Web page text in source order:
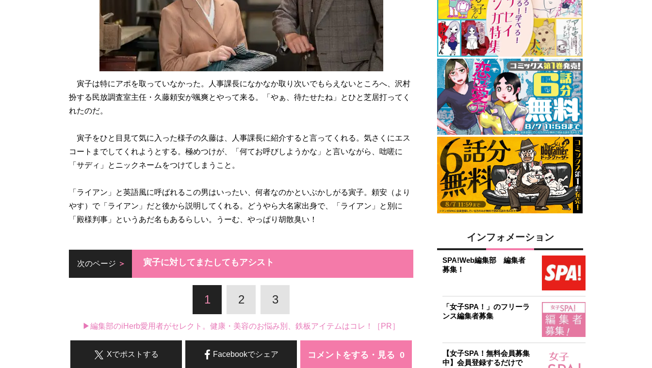
寅子は特にアポを取っていなかった。人事課長になかなか取り次いでもらえないところへ、沢村
扮する民放調査室主任・久藤頼安が颯爽とやって来る。「やぁ、待たせたね」とひと芝居打ってく
れたのだ。
寅子をひと目見て気に入った様子の久藤は、人事課長に紹介すると言ってくれる。気さくにエス
コートまでしてくれようとする。極めつけが、「何てお呼びしようかな」と言いながら、咄嗟に
「サディ」とニックネームをつけてしまうこと。
「ライアン」と英語風に呼ばれるこの男はいったい、何者なのかといぶかしがる寅子。頼安（より
やす）で「ライアン」だと後から説明してくれる。どうやら大名家出身で、「ライアン」と別に
「殿様判事」というあだ名もあるらしい。うーむ、やっぱり胡散臭い！
次のページ 寅子に対してまたしてもアシスト
1 2 3
▶編集部のiHerb愛用者がセレクト。健康・美容のお悩み別、鉄板アイテムはコレ！［PR］
コメントをする・見る
Facebookでシェア
Xでポストする
インフォメーション
SPA!Web編集部 編集者
募集！
「女子SPA！」のフリーラ
ンス編集者募集
【女子SPA！無料会員募集
中】会員登録するだけで